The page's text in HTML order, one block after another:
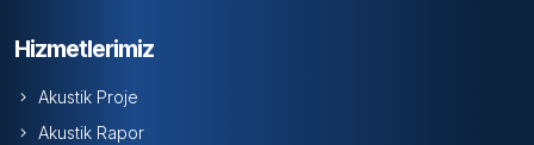
Hizmetlerimiz
Akustik Proje
Akustik Rapor